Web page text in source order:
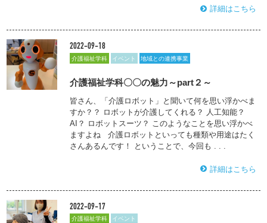
詳細はこちら
2022-09-18
介護福祉学科 イベント 地域との連携事業
介護福祉学科〇〇の魅力～part２～
皆さん、「介護ロボット」と聞いて何を思い浮かべま
すか？？ ロボットが介護してくれる？ 人工知能？
AI？ ロボットスーツ？ このようなことを思い浮かべ
ますよね 介護ロボットといっても種類や用途はたく
さんあるんです！ ということで、今回も . . .
詳細はこちら
2022-09-17
介護福祉学科 イベント